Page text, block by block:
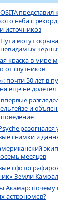
представил
неба с
источников
могут
краска в мире
от спутников
почти 50 лет в
ещё не долетел
и
снимки и
месяцев
Земли
Акамар: почему
астрономов?